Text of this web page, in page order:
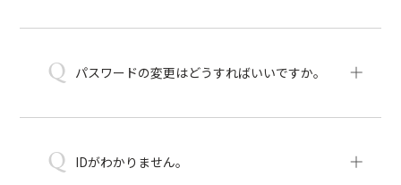
Q パスワードの変更はどうすればいいですか。
Q IDがわかりません。